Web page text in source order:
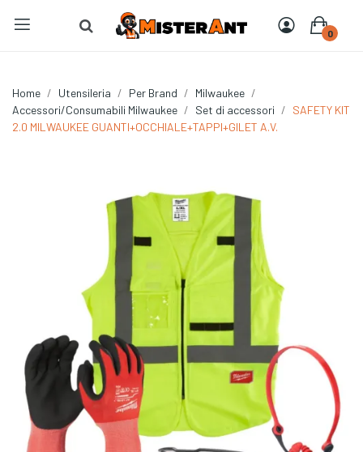
0
Home Utensileria Per Brand
Milwaukee
Accessori/Consumabili Milwaukee
Set di accessori
SAFETY KIT
2.0 MILWAUKEE GUANTI+OCCHIALE+TAPPI+GILET A.V.